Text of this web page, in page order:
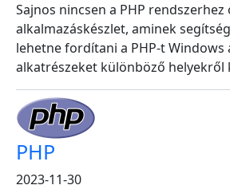
Sajnos nincsen a PHP
alkalmazáskészlet, aminek
lehetne fordítani a PHP-t Windows
alkatrészeket különböző helyekről
PHP
2023-11-30